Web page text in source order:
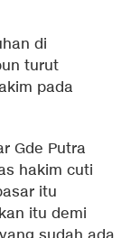
di
turut
pada
Gde Putra
hakim cuti
itu
itu demi